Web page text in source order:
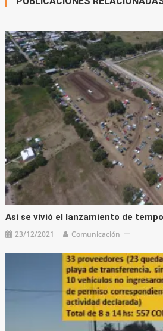
Así se vivió el lanzamiento de
23/12/2021 Comunicación